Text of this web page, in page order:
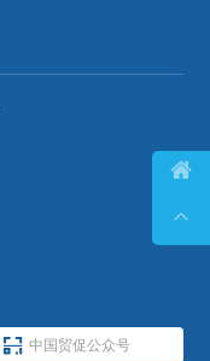
 中国贸促公众号

